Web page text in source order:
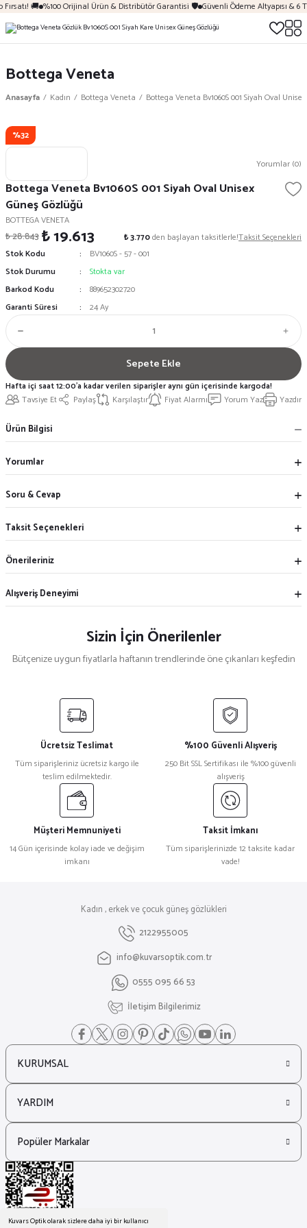
Kuvars Optik olarak sizlere daha iyi bir kullanıcı
🚚 %100 Orijinal Ürün & Distribütör Garantisi 🛡️ Güvenli Ödeme Altyapısı & 6
Bottega Veneta
Anasayfa Kadın Bottega Veneta Bottega Veneta Bv1060S 001 Siyah Oval
%32
Yorumlar (0)
Bottega Veneta Bv1060S 001 Siyah Oval Unisex
Güneş Gözlüğü
BOTTEGA VENETA
₺ 28.843₺ 19.613 ₺ 3.770den başlayan taksitlerle!Taksit Seçenekleri
Stok Kodu
BV1060S - 57 - 001
Stok Durumu
Stokta var
Barkod Kodu
889652302720
Garanti Süresi
24 Ay
Sepete Ekle
Tavsiye Et Paylaş Karşılaştır Fiyat Alarmı Yorum Yaz Yazdır
Hafta içi saat 12:00'a kadar verilen siparişler aynı gün içerisinde kargoda!
Ürün Bilgisi
Yorumlar
Soru & Cevap
Taksit Seçenekleri
Önerileriniz
Alışveriş Deneyimi
Sizin İçin Önerilenler
Bütçenize uygun fiyatlarla haftanın trendlerinde öne çıkanları keşfedin
Serengeti Carrara 8553 Gümüş Erkek Pilot Güneş Gözlüğü
₺ 31.234
Prada 0Pr 10ZS Siyah Unisex Güneş Gözlüğü
Dsquared2 D2 0053/S Kelebek Leopar Kadın Güneş Gözlüğü
%27
Hugo Boss 1625/S Siyah Kare Erkek Güneş Gözlüğü
₺ 12.444
₺ 9.050
Carrera Ca 8057/Cs Spor Siyah Erkek Güneş Gözlüğü
₺ 9.685
₺ 7.044
Gucci
Ücretsiz Teslimat
Tüm siparişleriniz ücretsiz kargo ile
teslim edilmektedir.
%100 Güvenli Alışveriş
250 Bit SSL Sertifikası ile %100 güvenli
alışveriş
Müşteri Memnuniyeti
14 Gün içerisinde kolay iade ve değişim
imkanı
Taksit İmkanı
Tüm siparişlerinizde 12 taksite kadar
vade!
Kadın , erkek ve çocuk güneş gözlükleri
2122955005
info@kuvarsoptik.com.tr
0555 095 66 53
İletişim Bilgilerimiz
KURUMSAL
YARDIM
Popüler Markalar